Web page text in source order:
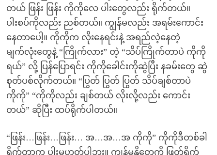
တယ် ဖြန်း ဖြန်း ကိုကိုလေ ပါးတွေလည်း ရိုက်တယ်။
ပါးစပ်ကိုလည်း ညစ်တယ်။ ကျွန်မလည်း အရမ်းကောင်း
နေတာပေါ့။ ကိုကိုက လိုးနေရင်းနဲ့ အရည်လဲ့နေတဲ့
မျက်လုံးတွေနဲ့ “ကြိုက်လား” တဲ့ “သိပ်ကြိုက်တာပဲ ကိုကို
ရယ်” လို့ ပြန်ပြောရင်း ကိုကိုခေါင်းကိုဆွဲပြီး နခမ်းတွေ ဆွဲ
စုတ်ပစ်လိုက်တယ်။ “ပြွတ် ပြွတ် ပြွတ် သိပ်ချစ်တာပဲ
ကိုကို” “ကိုကိုလည်း ချစ်တယ် လိုးလို့လည်း ကောင်း
တယ်” ဆိုပြီး ထပ်ရိုက်ပါတယ်။
“ဖြန်း…ဖြန်း…ဖြန်း… အ…အ…အ ကိုကို” ကိုကိုဒီတစ်ခါ
ရိုက်တာက ပါးမဟုတ်ပါဘူး။ ကျွန်မနို့တွေကို ဖြတ်ရိုက်